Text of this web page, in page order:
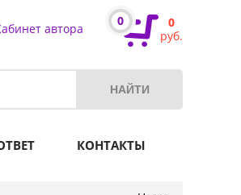
автора
0
0
руб.
КОНТАКТЫ